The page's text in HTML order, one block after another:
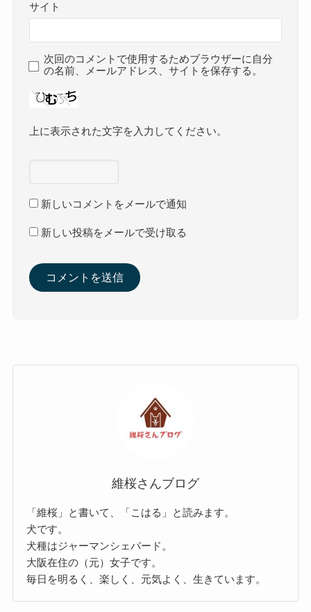
サイト
次回のコメントで使用するためブラウザーに自分
の名前、メールアドレス、サイトを保存する。
上に表示された文字を入力してください。
新しいコメントをメールで通知
新しい投稿をメールで受け取る
維桜さんブログ
「維桜」と書いて、「こはる」と読みます。
犬です。
犬種はジャーマンシェパード。
大阪在住の（元）女子です。
毎日を明るく、楽しく、元気よく、生きています。